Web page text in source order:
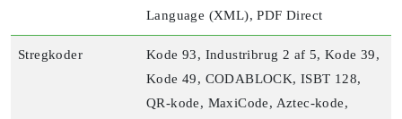
Language (XML), PDF Direct
Stregkoder
Kode 93, Industribrug 2 af 5, Kode 39,
Kode 49, CODABLOCK, ISBT 128,
QR-kode, MaxiCode, Aztec-kode,